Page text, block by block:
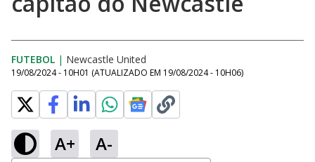
FUTEBOL | Newcastle United
19/08/2024 - 10H01 (ATUALIZADO EM 19/08/2024 - 10H06)
A+ A-